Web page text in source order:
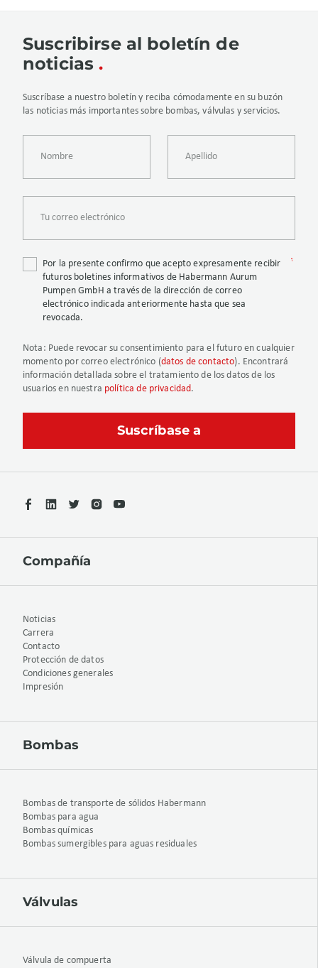
Suscribirse al boletín de
noticias
Suscríbase a nuestro boletín y reciba cómodamente en su buzón
las noticias más importantes sobre bombas, válvulas y servicios.
Por la presente confirmo que acepto expresamente recibir
futuros boletines informativos de Habermann Aurum
Pumpen GmbH a través de la dirección de correo
electrónico indicada anteriormente hasta que sea
revocada.
Nota : Puede revocar su consentimiento para el futuro en cualquier
momento por correo electrónico (datos de contacto). Encontrará
información detallada sobre el tratamiento de los datos de los
usuarios en nuestra política de privacidad.
Compañía
Noticias
Carrera
Contacto
Protección de datos
Condiciones generales
Impresión
Bombas
Bombas de transporte de sólidos Habermann
Bombas para agua
Bombas químicas
Bombas sumergibles para aguas residuales
Válvulas
Válvula de compuerta